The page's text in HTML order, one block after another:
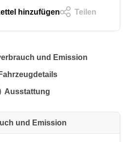
hinzufügen Teilen
und Emission
Fahrzeugdetails
Ausstattung
und Emission